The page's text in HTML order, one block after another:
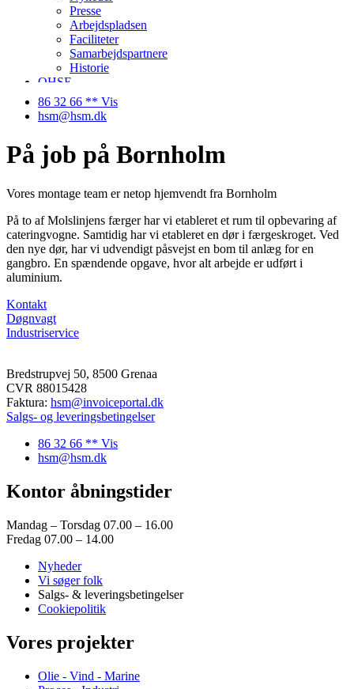
Presse
Arbejdspladsen
Faciliteter
Samarbejdspartnere
Historie
QHSE
Ledige stillinger
Kontakt
86 32 66 ** Vis
hsm@hsm.dk
På job på Bornholm
Vores montage team er netop hjemvendt fra Bornholm
På to af Molslinjens færger har vi etableret et rum til opbevaring af
cateringvogne. Samtidig har vi etableret en dør i færgeskroget. Ved
den nye dør, har vi udvendigt påsvejst en bom til anlæg for en
gangbro. En spændende opgave, hvor alt arbejde er udført i
aluminium.
Kontakt
Døgnvagt
Industriservice
Bredstrupvej 50, 8500 Grenaa
CVR 88015428
Faktura: hsm@invoiceportal.dk
Salgs- og leveringsbetingelser
86 32 66 ** Vis
hsm@hsm.dk
Kontor åbningstider
Mandag – Torsdag 07.00 – 16.00
Fredag 07.00 – 14.00
Nyheder
Vi søger folk
Salgs- & leveringsbetingelser
Cookiepolitik
Vores projekter
Olie - Vind - Marine